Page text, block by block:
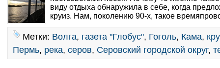
виду отдыха обнаружила в себе, когда
круиз. Нам, поколению 90-х, такое
Метки: Волга, газета "Глобус", Гоголь, Кама,
Пермь, река, серов, Серовский городской округ,